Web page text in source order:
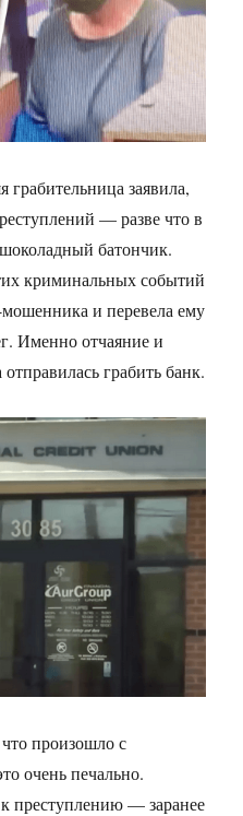
грабительница заявила,
— разве что в
шоколадный батончик.
криминальных событий
и перевела ему
Именно отчаяние и
грабить банк.
произошло с
очень печально.
преступлению — заранее